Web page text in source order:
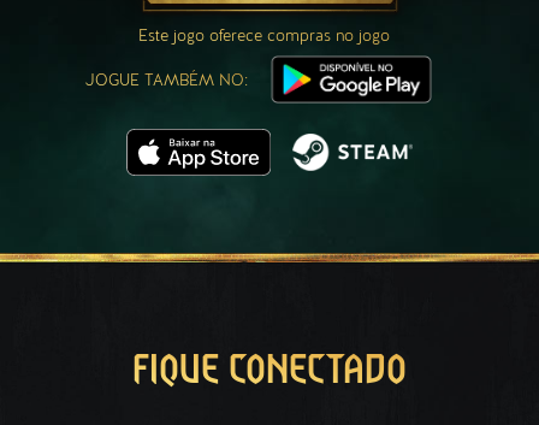
Este jogo oferece compras no jogo
JOGUE TAMBÉM NO:
FIQUE CONECTADO